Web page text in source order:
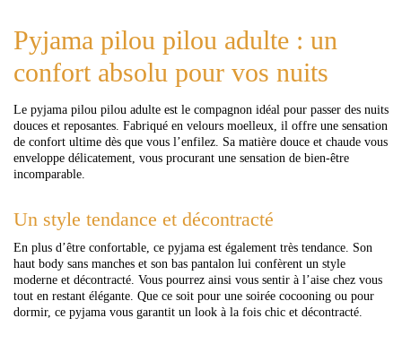
Pyjama pilou pilou adulte : un
confort absolu pour vos nuits
Le pyjama pilou pilou adulte est le compagnon idéal pour passer des nuits
douces et reposantes. Fabriqué en velours moelleux, il offre une sensation
de confort ultime dès que vous l’enfilez. Sa matière douce et chaude vous
enveloppe délicatement, vous procurant une sensation de bien-être
incomparable.
Un style tendance et décontracté
En plus d’être confortable, ce pyjama est également très tendance. Son
haut body sans manches et son bas pantalon lui confèrent un style
moderne et décontracté. Vous pourrez ainsi vous sentir à l’aise chez vous
tout en restant élégante. Que ce soit pour une soirée cocooning ou pour
dormir, ce pyjama vous garantit un look à la fois chic et décontracté.